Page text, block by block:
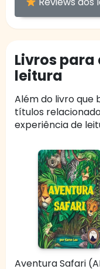
Livros
leitura
Além do livro que
títulos
experiência de
Aventura Safari